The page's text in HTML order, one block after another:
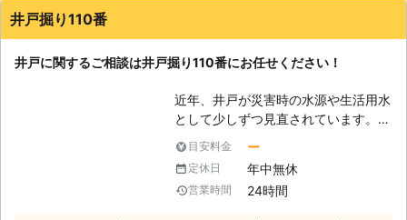
井戸掘り110番
井戸に関するご相談は井戸掘り110番にお任せください！
近年、井戸が災害時の水源や生活用水
として少しずつ見直されています。
「井戸掘りなんてとうてい自分じゃ無
理だから代わりにお願いしたい」
「家にある井戸を防災用にできない
か？」など 井戸に関するご相談な
目安料金 ー
定休日 年中無休
営業時間 24時間